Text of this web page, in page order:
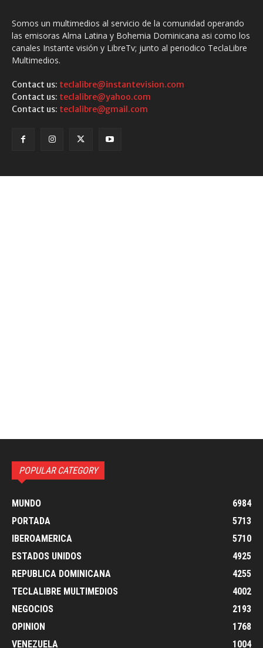
Somos un multimedios al servicio de la comunidad operando
las emisoras Alma Latina y Bohemia Dominicana asi como los
canales Instante visión y LibreTv; junto al periodico TeclaLibre
Multimedios.
Contact us: teclalibre@instantevision.com
Contact us: teclalibre@yahoo.com
Contact us: teclalibre@gmail.com
POPULAR CATEGORY
MUNDO
6984
PORTADA
5713
IBEROAMERICA
5710
ESTADOS UNIDOS
4925
REPUBLICA DOMINICANA
4255
TECLALIBRE MULTIMEDIOS
4002
NEGOCIOS
2193
OPINION
1768
VENEZUELA
1004